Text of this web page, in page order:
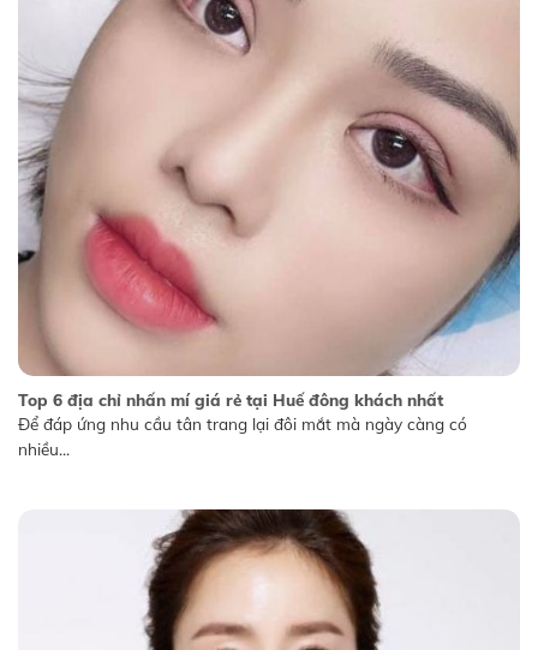
Top 6 địa chỉ nhấn mí giá rẻ tại Huế đông khách nhất
Để đáp ứng nhu cầu tân trang lại đôi mắt mà ngày càng có
nhiều...